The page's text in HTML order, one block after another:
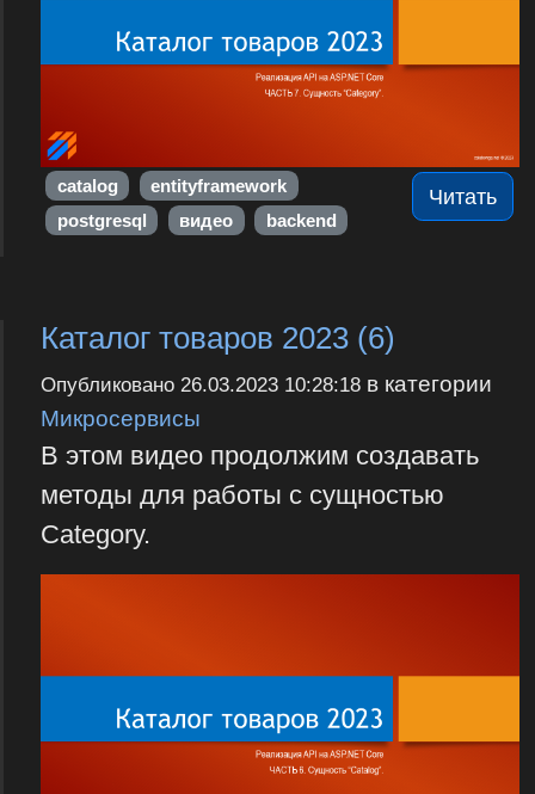
Читать
catalog
entityframework
postgresql
видео backend
Каталог товаров 2023 (6)
Опубликовано 26.03.2023 10:28:18в категории
Микросервисы
В этом видео продолжим создавать
методы для работы с сущностью
Category.